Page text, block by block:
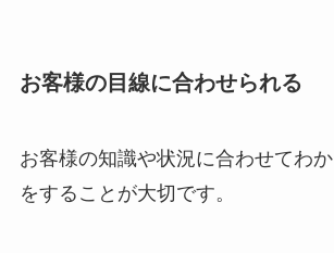
お客様の目線に合わせられる
お客様の知識や状況に合わせてわ
をすることが大切です。